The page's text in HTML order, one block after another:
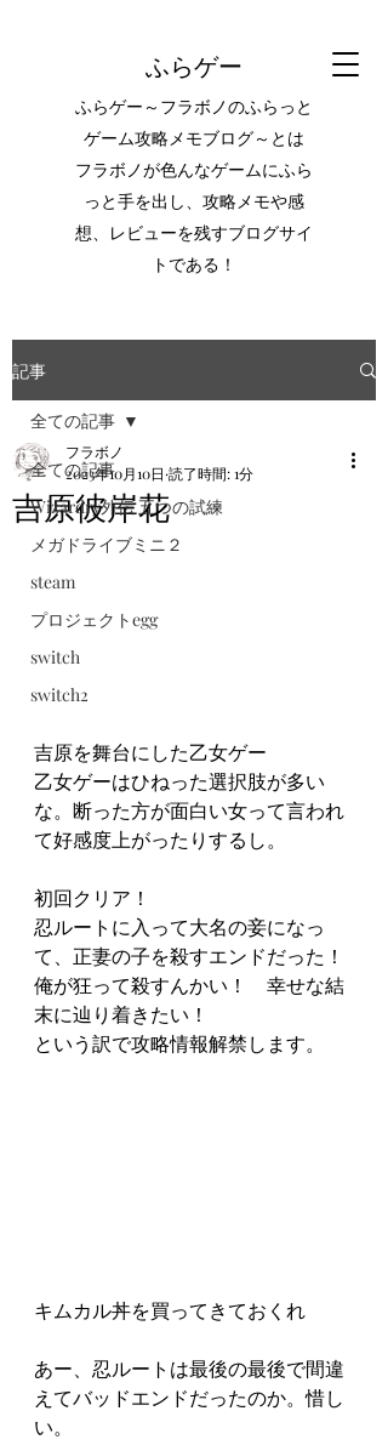
ふらゲー
ふらゲー～フラボノのふらっと
ゲーム攻略メモブログ～とは
フラボノが色んなゲームにふら
っと手を出し、攻略メモや感
想、レビューを残すブログサイ
トである！
記事
全ての記事
Wizardry外伝 五つの試練
メガドライブミニ２
steam
プロジェクトegg
switch
switch2
全ての記事
吉原彼岸花
フラボノ
2023年10月10日 読了時間: 1分
吉原を舞台にした乙女ゲー
乙女ゲーはひねった選択肢が多い
な。断った方が面白い女って言われ
て好感度上がったりするし。
初回クリア！
忍ルートに入って大名の妾になっ
て、正妻の子を殺すエンドだった！
俺が狂って殺すんかい！　幸せな結
末に辿り着きたい！
という訳で攻略情報解禁します。
キムカル丼を買ってきておくれ
あー、忍ルートは最後の最後で間違
えてバッドエンドだったのか。惜し
い。